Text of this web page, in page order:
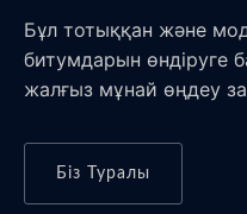
Бұл тотыққан және
битумдарын өндіруге
жалғыз мұнай өңдеу
Біз Туралы